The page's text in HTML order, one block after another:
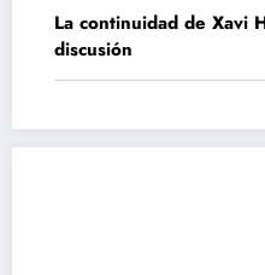
La continuidad de Xavi
discusión